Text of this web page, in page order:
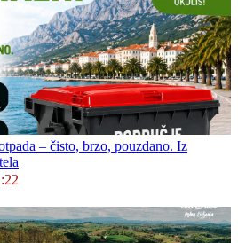
– čisto, brzo, pouzdano. Iz